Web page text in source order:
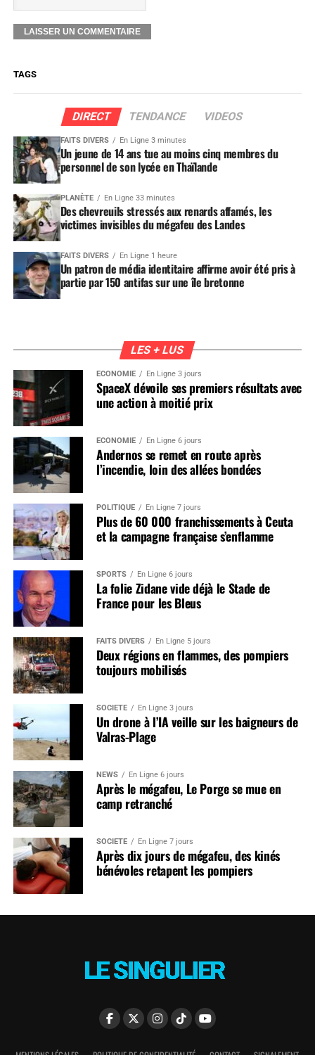
TAGS
DIRECT TENDANCE VIDEOS
FAITS DIVERS En Ligne 3 minutes
Un jeune de 14 ans tue au moins cinq membres du
personnel de son lycée en Thaïlande
PLANÈTE En Ligne 33 minutes
Des chevreuils stressés aux renards affamés, les
victimes invisibles du mégafeu des Landes
FAITS DIVERS En Ligne 1 heure
Un patron de média identitaire affirme avoir été pris à
partie par 150 antifas sur une île bretonne
LES + LUS
ÉCONOMIE En Ligne 3 jours
SpaceX dévoile ses premiers résultats avec
une action à moitié prix
ÉCONOMIE En Ligne 6 jours
Andernos se remet en route après
l’incendie, loin des allées bondées
POLITIQUE En Ligne 7 jours
Plus de 60 000 franchissements à Ceuta
et la campagne française s’enflamme
SPORTS En Ligne 6 jours
La folie Zidane vide déjà le Stade de
France pour les Bleus
FAITS DIVERS En Ligne 5 jours
Deux régions en flammes, des pompiers
toujours mobilisés
SOCIÉTÉ En Ligne 3 jours
Un drone à l’IA veille sur les baigneurs de
Valras-Plage
NEWS En Ligne 6 jours
Après le mégafeu, Le Porge se mue en
camp retranché
SOCIÉTÉ En Ligne 7 jours
Après dix jours de mégafeu, des kinés
bénévoles retapent les pompiers